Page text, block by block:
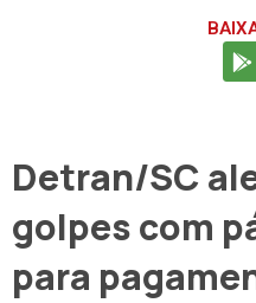
Detran/SC
golpes com
para